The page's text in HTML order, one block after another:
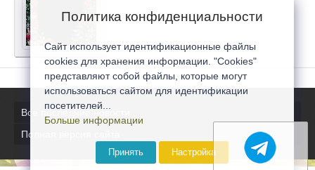
Все последние новости
Полная версия сайта
Политика конфиденциальности
Сайт использует идентификационные файлы
cookies для хранения информации. "Cookies"
представляют собой файлы, которые могут
использоваться сайтом для идентификации
посетителей...
Больше информации
Принять Настройка